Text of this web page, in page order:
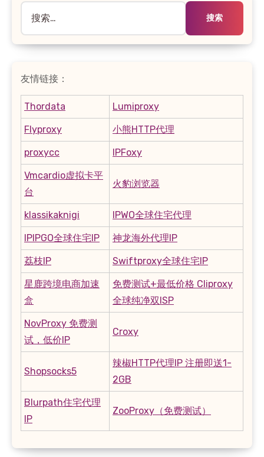
索：
友情链接：
Thordata Lumiproxy
Flyproxy 小熊HTTP代理
proxycc IPFoxy
Vmcardio虚拟卡平
台
火豹浏览器
klassikaknigi IPWO全球住宅代理
IPIPGO全球住宅IP 神龙海外代理IP
荔枝IP Swiftproxy全球住宅IP
星鹿跨境电商加速
盒
免费测试+最低价格 Cliproxy
全球纯净双ISP
NovProxy 免费测
试，低价IP
Croxy
Shopsocks5
辣椒HTTP代理IP 注册即送1-
2GB
Blurpath住宅代理
IP
ZooProxy（免费测试）